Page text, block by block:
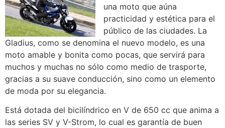
una moto que aúna
practicidad y estética para el
público de las ciudades. La
Gladius, como se denomina el nuevo modelo, es una
moto amable y bonita como pocas, que servirá para
muchos y muchas no sólo como medio de trasporte,
gracias a su suave conducción, sino como un elemento
de moda por su elegancia.
Está dotada del bicilíndrico en V de 650 cc que anima a
las series SV y V-Strom, lo cual es garantía de buen